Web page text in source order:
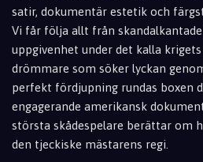
satir, dokumentär estetik och
Vi får följa allt från
uppgivenhet under det kalla
drömmare som söker lyckan
perfekt fördjupning rundas boxen
engagerande amerikansk
största skådespelare berättar om
den tjeckiske mästarens regi.